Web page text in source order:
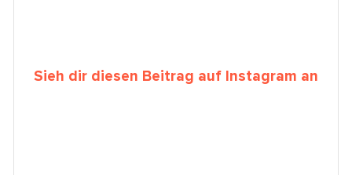
Sieh dir diesen Beitrag auf Instagram an